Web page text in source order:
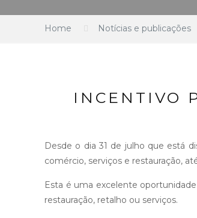
Home Notícias e publicações
INCENTIVO
Desde o dia 31 de julho que está
comércio, serviços e restauração,
Esta é uma excelente
restauração, retalho ou serviços.